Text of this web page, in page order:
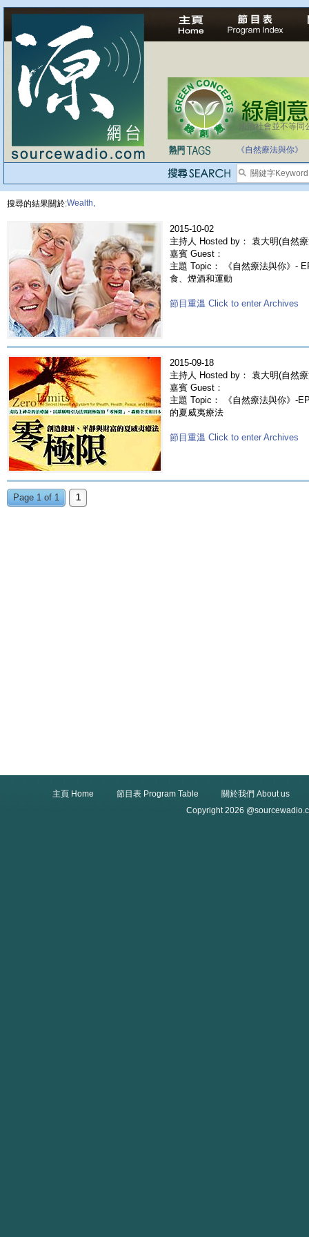
法治社會並不等同
自家教育合法化-
《自然療法與你》
搜尋的結果關於:Wealth,
2015-10-02
主持人 Hosted by： 袁大明(自然
嘉賓 Guest：
主題 Topic： 《自然療法與你》-
食、煙酒和運動
節目重溫 Click to enter Archives
2015-09-18
主持人 Hosted by： 袁大明(自然
嘉賓 Guest：
主題 Topic： 《自然療法與你》-
的夏威夷療法
節目重溫 Click to enter Archives
Page 1 of 1 1
主頁 Home 節目表 Program Table
關於我們 About us
Copyright 2026